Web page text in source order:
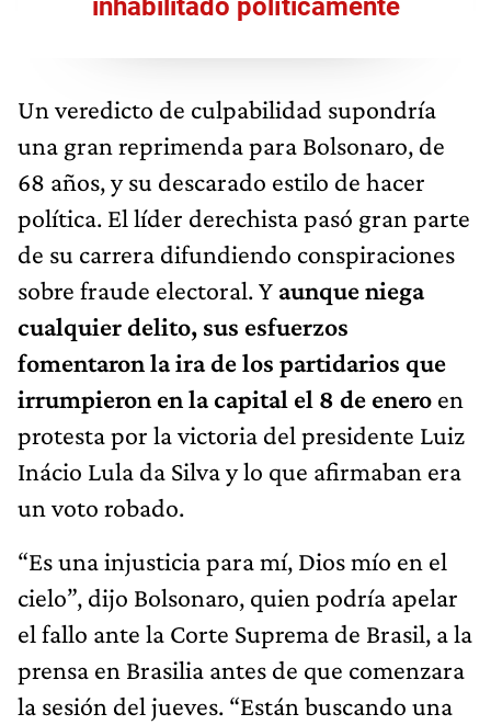
Un veredicto de culpabilidad supondría
una gran reprimenda para Bolsonaro, de
68 años, y su descarado estilo de hacer
política. El líder derechista pasó gran parte
de su carrera difundiendo conspiraciones
sobre fraude electoral. Y aunque niega
cualquier delito, sus esfuerzos
fomentaron la ira de los partidarios que
irrumpieron en la capital el 8 de enero en
protesta por la victoria del presidente Luiz
Inácio Lula da Silva y lo que afirmaban era
un voto robado.
“Es una injusticia para mí, Dios mío en el
cielo”, dijo Bolsonaro, quien podría apelar
el fallo ante la Corte Suprema de Brasil, a la
prensa en Brasilia antes de que comenzara
la sesión del jueves. “Están buscando una